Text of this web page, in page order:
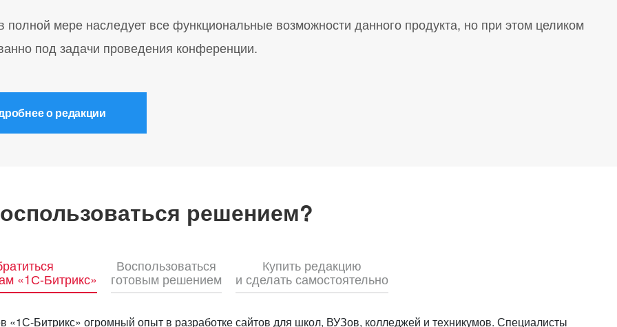
полной мере наследует все функциональные возможности данного продукта, но при этом целиком
под задачи проведения конференции.
о редакции
решением?
«1С-Битрикс»
Воспользоваться
готовым решением
Купить редакцию
и сделать самостоятельно
«1С-Битрикс» огромный опыт в разработке сайтов для школ, ВУЗов, колледжей и техникумов. Специалисты